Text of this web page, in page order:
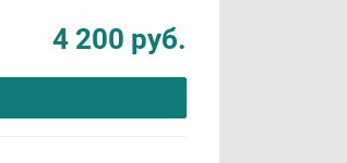
4 200 руб.